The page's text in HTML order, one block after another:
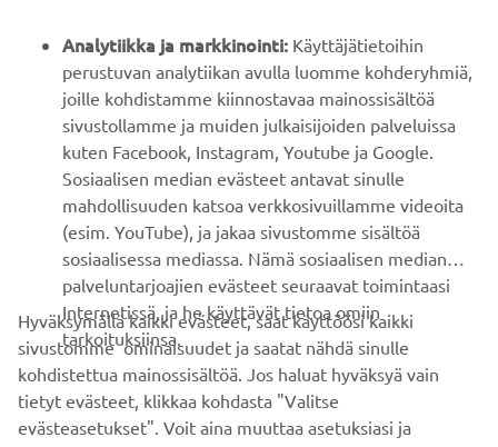
YAMAHA MUUALLA
ASIAKASTUKI
UUTISKIRJE
Ole ensimmäinen, joka kuulee uusimmista tarjouksista,
erikoistapahtumista, uusista julkaisuista ja paljon muuta...
TILAA
Lue tietosuojakäytäntömme saadaksesi tietää, miten
Analytiikka ja markkinointi: Käyttäjätietoihin
perustuvan analytiikan avulla luomme kohderyhmiä,
joille kohdistamme kiinnostavaa mainossisältöä
sivustollamme ja muiden julkaisijoiden palveluissa
kuten Facebook, Instagram, Youtube ja Google.
Sosiaalisen median evästeet antavat sinulle
mahdollisuuden katsoa verkkosivuillamme videoita
(esim. YouTube), ja jakaa sivustomme sisältöä
sosiaalisessa mediassa. Nämä sosiaalisen median
palveluntarjoajien evästeet seuraavat toimintaasi
Internetissä, ja he käyttävät tietoa omiin
tarkoituksiinsa.
Hyväksymällä kaikki evästeet, saat käyttöösi kaikki
sivustomme ominaisuudet ja saatat nähdä sinulle
kohdistettua mainossisältöä. Jos haluat hyväksyä vain
tietyt evästeet, klikkaa kohdasta "Valitse
evästeasetukset". Voit aina muuttaa asetuksiasi ja